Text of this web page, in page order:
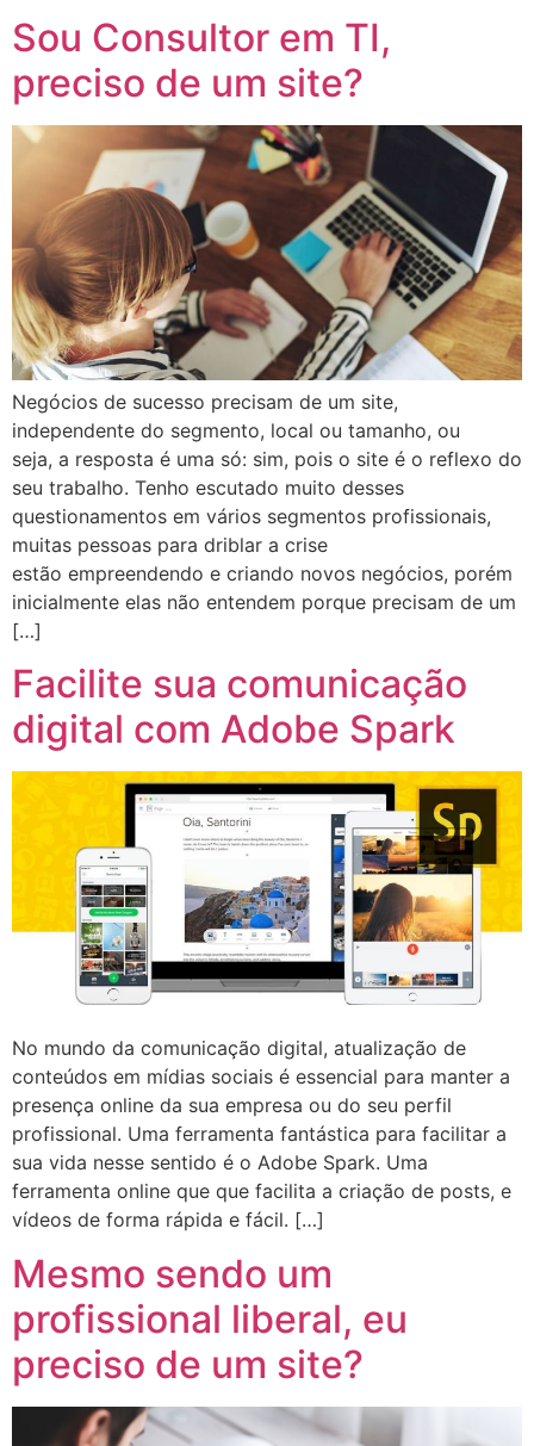
Sou Consultor em TI,
preciso de um site?
Negócios de sucesso precisam de um site,
independente do segmento, local ou tamanho, ou
seja, a resposta é uma só: sim, pois o site é o reflexo do
seu trabalho. Tenho escutado muito desses
questionamentos em vários segmentos profissionais,
muitas pessoas para driblar a crise
estão empreendendo e criando novos negócios, porém
inicialmente elas não entendem porque precisam de um
[…]
Facilite sua comunicação
digital com Adobe Spark
No mundo da comunicação digital, atualização de
conteúdos em mídias sociais é essencial para manter a
presença online da sua empresa ou do seu perfil
profissional. Uma ferramenta fantástica para facilitar a
sua vida nesse sentido é o Adobe Spark. Uma
ferramenta online que que facilita a criação de posts, e
vídeos de forma rápida e fácil. […]
Mesmo sendo um
profissional liberal, eu
preciso de um site?